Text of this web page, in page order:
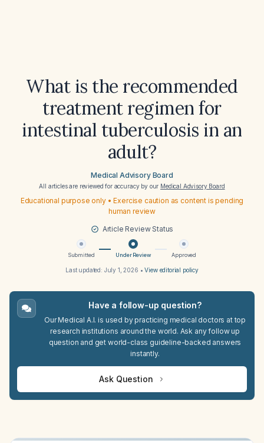
What is the recommended
treatment regimen for
intestinal tuberculosis in an
adult?
Medical Advisory Board
All articles are reviewed for accuracy by our Medical Advisory Board
Educational purpose only • Exercise caution as content is pending
human review
Article Review Status
Submitted Under Review Approved
Last updated: July 1, 2026 •View editorial policy
Have a follow-up question?
Our Medical A.I. is used by practicing medical doctors at top
research institutions around the world. Ask any follow up
question and get world-class guideline-backed answers
instantly.
Ask Question